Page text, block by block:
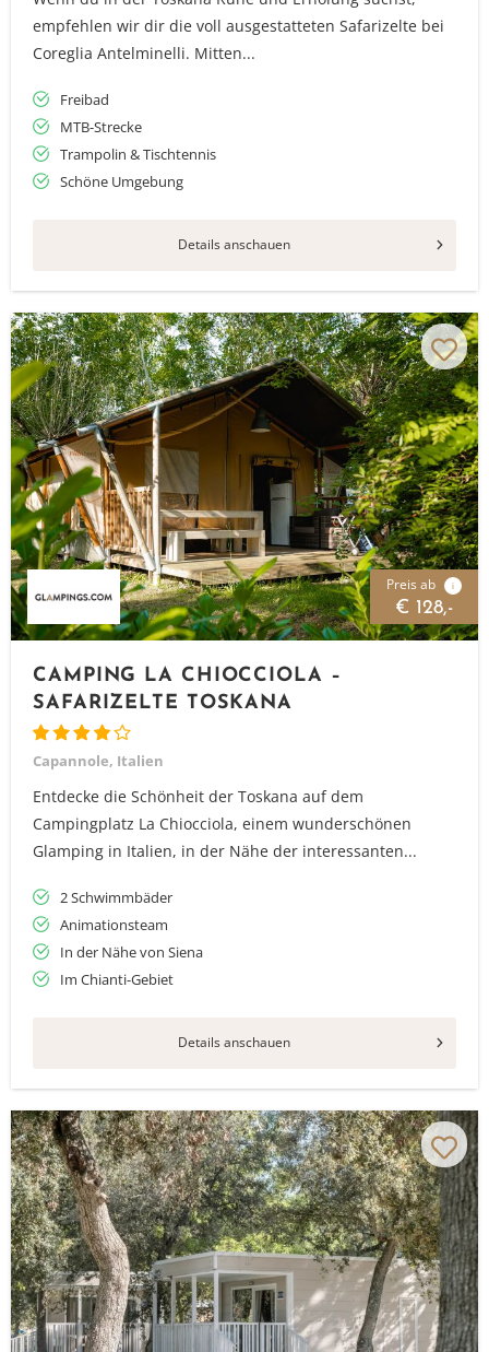
empfehlen wir dir die voll ausgestatteten Safarizelte bei
Coreglia Antelminelli. Mitten...
Freibad
MTB-Strecke
Trampolin & Tischtennis
Schöne Umgebung
Details anschauen
Preis ab i
€ 128,-
CAMPING LA CHIOCCIOLA –
SAFARIZELTE TOSKANA
Capannole, Italien
Entdecke die Schönheit der Toskana auf dem
Campingplatz La Chiocciola, einem wunderschönen
Glamping in Italien, in der Nähe der interessanten...
2 Schwimmbäder
Animationsteam
In der Nähe von Siena
Im Chianti-Gebiet
Details anschauen